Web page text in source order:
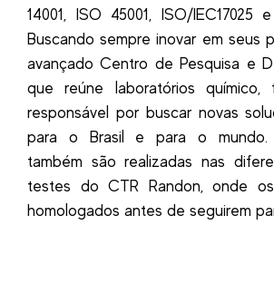
14001, ISO 45001, ISO/IEC17025
Buscando sempre inovar em seus
avançado Centro de Pesquisa e
que reúne laboratórios
responsável por buscar novas
para o Brasil e para o mundo.
também são realizadas nas
testes do CTR Randon, onde
homologados antes de seguirem